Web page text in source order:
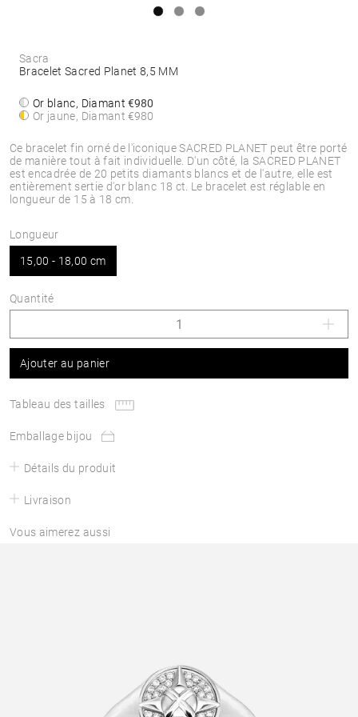
Ce bracelet fin orné de l'iconique SACRED PLANET peut être porté
de manière tout à fait individuelle. D'un côté, la SACRED PLANET
est encadrée de 20 petits diamants blancs et de l'autre, elle est
entièrement sertie d'or blanc 18 ct. Le bracelet est réglable en
longueur de 15 à 18 cm.
Sacra
Bracelet Sacred Planet 8,5 MM
Or blanc, Diamant€980
Or jaune, Diamant€980
Longueur
15,00 - 18,00 cm
Quantité
Ajouter au panier
Tableau des tailles
Emballage bijou
Détails du produit
Livraison
Vous aimerez aussi